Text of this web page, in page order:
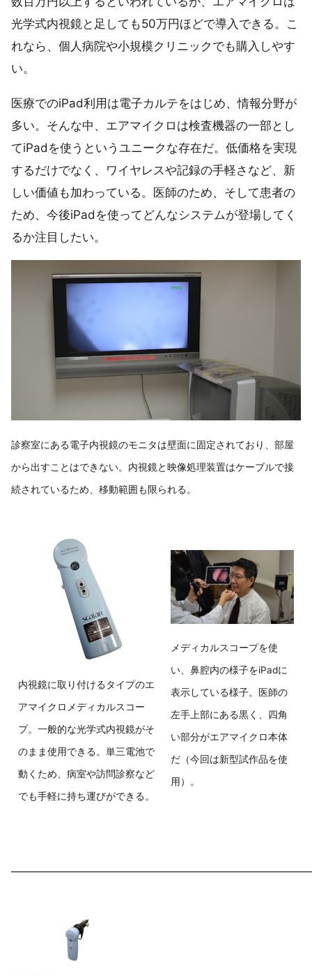
光学式内視鏡と足しても50万円ほどで導入できる。こ
れなら、個人病院や小規模クリニックでも購入しやす
い。
医療でのiPad利用は電子カルテをはじめ、情報分野が
多い。そんな中、エアマイクロは検査機器の一部とし
てiPadを使うというユニークな存在だ。低価格を実現
するだけでなく、ワイヤレスや記録の手軽さなど、新
しい価値も加わっている。医師のため、そして患者の
ため、今後iPadを使ってどんなシステムが登場してく
るか注目したい。
診察室にある電子内視鏡のモニタは壁面に固定されており、部屋
から出すことはできない。内視鏡と映像処理装置はケーブルで接
続されているため、移動範囲も限られる。
内視鏡に取り付けるタイプのエ
アマイクロメディカルスコー
プ。一般的な光学式内視鏡がそ
のまま使用できる。単三電池で
動くため、病室や訪問診察など
でも手軽に持ち運びができる。
メディカルスコープを使
い、鼻腔内の様子をiPadに
表示している様子。医師の
左手上部にある黒く、四角
い部分がエアマイクロ本体
だ（今回は新型試作品を使
用）。